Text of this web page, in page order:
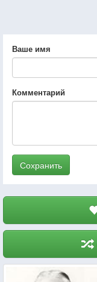
Ваше имя
Комментарий
Сохранить